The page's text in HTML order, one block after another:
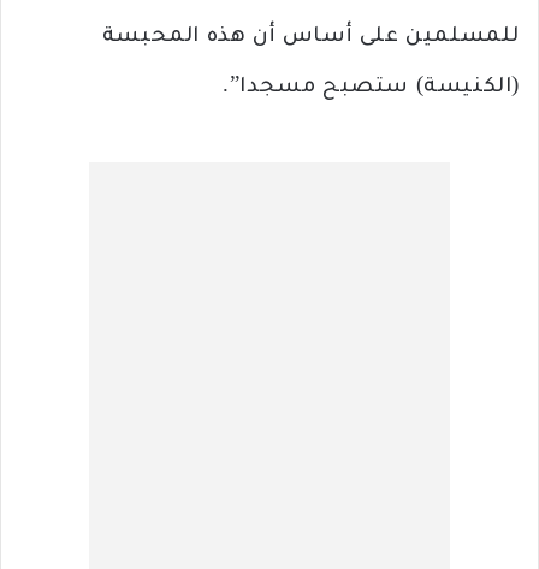
للمسلمين على أساس أن هذه المحبسة
(الكنيسة) ستصبح مسجدا”.